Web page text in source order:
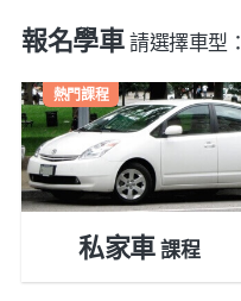
報名學車請選擇車型：
熱門課程
私家車課程